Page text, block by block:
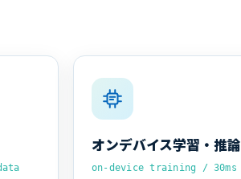
オンデバイス学習・推論
on-device training / 30ms